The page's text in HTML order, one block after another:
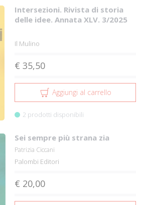
Intersezioni. Rivista di storia
delle idee. Annata XLV. 3/2025
Il Mulino
€ 35,50
Aggiungi al carrello
2 prodotti disponibili
Sei sempre più strana zia
Patrizia Ciccani
Palombi Editori
€ 20,00